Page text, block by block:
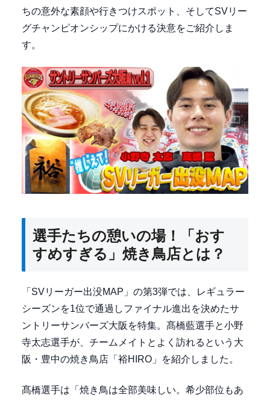
ちの意外な素顔や行きつけスポット、そしてSVリー
グチャンピオンシップにかける決意をご紹介しま
す。
選手たちの憩いの場！「おす
すめすぎる」焼き鳥店とは？
「SVリーガー出没MAP」の第3弾では、レギュラー
シーズンを1位で通過しファイナル進出を決めたサ
ントリーサンバーズ大阪を特集。髙橋藍選手と小野
寺太志選手が、チームメイトとよく訪れるという大
阪・豊中の焼き鳥店「裕HIRO」を紹介しました。
髙橋選手は「焼き鳥は全部美味しい。希少部位もあ